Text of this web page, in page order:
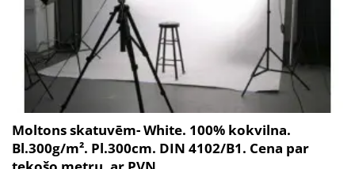
Moltons skatuvēm- White. 100% kokvilna.
Bl.300g/m². Pl.300cm. DIN 4102/B1. Cena par